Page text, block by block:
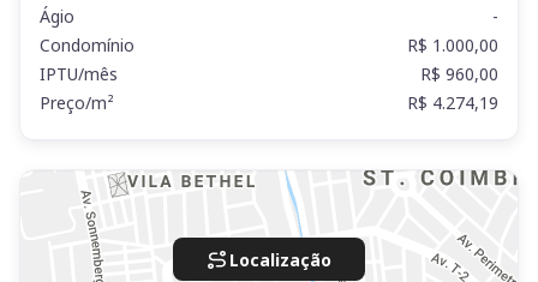
Ágio
-
Condomínio
R$ 1.000,00
IPTU/mês
R$ 960,00
Preço/m²
R$ 4.274,19
Localização